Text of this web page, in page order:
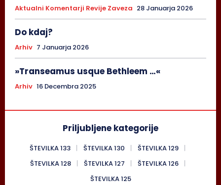
Aktualni Komentarji Revije Zaveza 28 Januarja 2026
Do kdaj?
Arhiv 7 Januarja 2026
»Transeamus usque Bethleem …«
Arhiv 16 Decembra 2025
Priljubljene kategorije
ŠTEVILKA 133 ŠTEVILKA 130
ŠTEVILKA 129
ŠTEVILKA 128
ŠTEVILKA 127
ŠTEVILKA 126
ŠTEVILKA 125